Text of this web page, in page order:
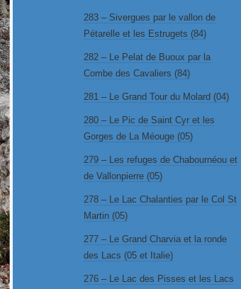
283 – Sivergues par le vallon de
Pétarelle et les Estrugets (84)
282 – Le Pelat de Buoux par la
Combe des Cavaliers (84)
281 – Le Grand Tour du Molard (04)
280 – Le Pic de Saint Cyr et les
Gorges de La Méouge (05)
279 – Les refuges de Chabournéou et
de Vallonpierre (05)
278 – Le Lac Chalanties par le Col St
Martin (05)
277 – Le Grand Charvia et la ronde
des Lacs (05 et Italie)
276 – Le Lac des Pisses et les Lacs